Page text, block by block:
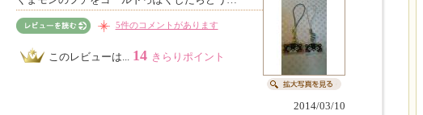
5件のコメントがあります
このレビューは... 14 きらりポイント
2014/03/10